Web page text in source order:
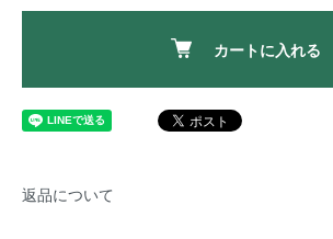
カートに入れる
返品について